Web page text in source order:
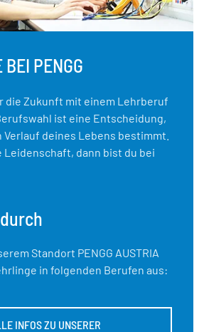
PENGG
die Zukunft mit einem Lehrberuf
ist eine Entscheidung,
deines Lebens bestimmt.
Leidenschaft, dann bist du bei
Standort PENGG AUSTRIA
in folgenden Berufen aus:
INFOS ZU UNSERER